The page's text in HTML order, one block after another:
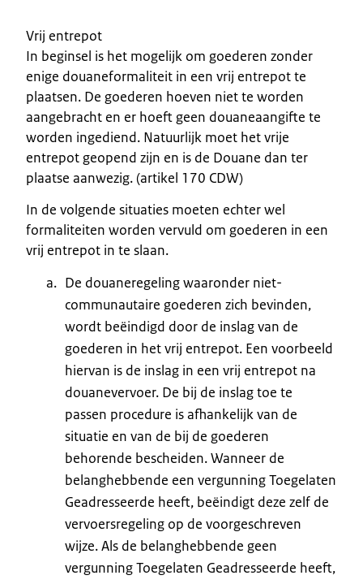
Vrij entrepot
In beginsel is het mogelijk om goederen zonder
enige douaneformaliteit in een vrij entrepot te
plaatsen. De goederen hoeven niet te worden
aangebracht en er hoeft geen douaneaangifte te
worden ingediend. Natuurlijk moet het vrije
entrepot geopend zijn en is de Douane dan ter
plaatse aanwezig. (artikel 170 CDW)
In de volgende situaties moeten echter wel
formaliteiten worden vervuld om goederen in een
vrij entrepot in te slaan.
De douaneregeling waaronder niet-
communautaire goederen zich bevinden,
wordt beëindigd door de inslag van de
goederen in het vrij entrepot. Een voorbeeld
hiervan is de inslag in een vrij entrepot na
douanevervoer. De bij de inslag toe te
passen procedure is afhankelijk van de
situatie en van de bij de goederen
behorende bescheiden. Wanneer de
belanghebbende een vergunning Toegelaten
Geadresseerde heeft, beëindigt deze zelf de
vervoersregeling op de voorgeschreven
wijze. Als de belanghebbende geen
vergunning Toegelaten Geadresseerde heeft,